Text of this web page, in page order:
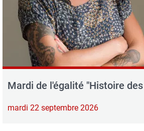
Mardi de l'égalité "Histoire
mardi 22 septembre 2026